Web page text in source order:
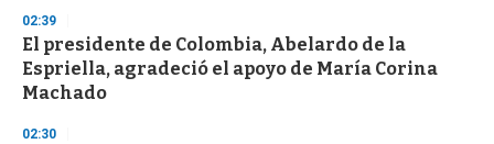
s
e
c
o
n
02:39
El presidente de Colombia, Abelardo de la
Espriella, agradeció el apoyo de María Corina
Machado
02:30